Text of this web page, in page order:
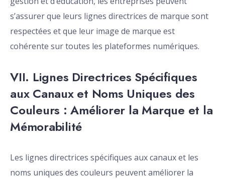
s’assurer que leurs lignes directrices de marque sont
respectées et que leur image de marque est
cohérente sur toutes les plateformes numériques.
VII. Lignes Directrices Spécifiques
aux Canaux et Noms Uniques des
Couleurs : Améliorer la Marque et la
Mémorabilité
Les lignes directrices spécifiques aux canaux et les
noms uniques des couleurs peuvent améliorer la